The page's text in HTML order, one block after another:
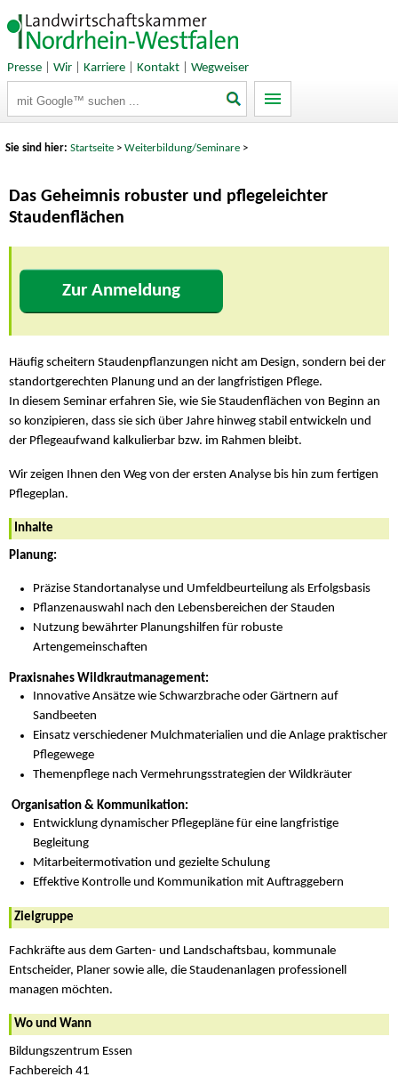
Presse| Wir| Karriere| Kontakt| Wegweiser
Sie sind hier:Startseite >Weiterbildung/Seminare >
Das Geheimnis robuster und pflegeleichter
Staudenflächen
Zur Anmeldung
Häufig scheitern Staudenpflanzungen nicht am Design, sondern bei der
standortgerechten Planung und an der langfristigen Pflege.
In diesem Seminar erfahren Sie, wie Sie Staudenflächen von Beginn an
so konzipieren, dass sie sich über Jahre hinweg stabil entwickeln und
der Pflegeaufwand kalkulierbar bzw. im Rahmen bleibt.
Wir zeigen Ihnen den Weg von der ersten Analyse bis hin zum fertigen
Pflegeplan.
Inhalte
Planung:
Präzise Standortanalyse und Umfeldbeurteilung als Erfolgsbasis
Pflanzenauswahl nach den Lebensbereichen der Stauden
Nutzung bewährter Planungshilfen für robuste
Artengemeinschaften
Praxisnahes Wildkrautmanagement:
Innovative Ansätze wie Schwarzbrache oder Gärtnern auf
Sandbeeten
Einsatz verschiedener Mulchmaterialien und die Anlage praktischer
Pflegewege
Themenpflege nach Vermehrungsstrategien der Wildkräuter
Organisation & Kommunikation:
Entwicklung dynamischer Pflegepläne für eine langfristige
Begleitung
Mitarbeitermotivation und gezielte Schulung
Effektive Kontrolle und Kommunikation mit Auftraggebern
Zielgruppe
Fachkräfte aus dem Garten- und Landschaftsbau, kommunale
Entscheider, Planer sowie alle, die Staudenanlagen professionell
managen möchten.
Wo und Wann
Bildungszentrum Essen
Fachbereich 41